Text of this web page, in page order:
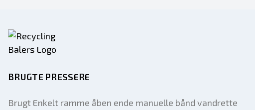
BRUGTE PRESSERE
Brugt Enkelt ramme åben ende manuelle bånd vandrette